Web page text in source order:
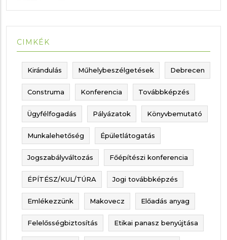
CIMKÉK
Kirándulás Műhelybeszélgetések Debrecen
Construma Konferencia Továbbképzés
Ügyfélfogadás Pályázatok Könyvbemutató
Munkalehetőség Épületlátogatás
Jogszabályváltozás Főépítészi konferencia
ÉPÍTÉSZ/KUL/TÚRA Jogi továbbképzés
Emlékezzünk Makovecz Előadás anyag
Felelősségbiztosítás Etikai panasz benyújtása